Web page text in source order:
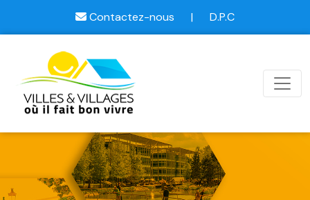
Contactez-nous | D.P.C